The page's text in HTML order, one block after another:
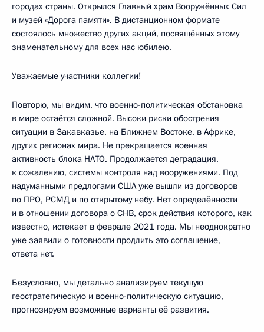
городах страны. Открылся Главный храм Вооружённых Сил
и музей «Дорога памяти». В дистанционном формате
состоялось множество других акций, посвящённых этому
знаменательному для всех нас юбилею.
Уважаемые участники коллегии!
Повторю, мы видим, что военно-политическая обстановка
в мире остаётся сложной. Высоки риски обострения
ситуации в Закавказье, на Ближнем Востоке, в Африке,
других регионах мира. Не прекращается военная
активность блока НАТО. Продолжается деградация,
к сожалению, системы контроля над вооружениями. Под
надуманными предлогами США уже вышли из договоров
по ПРО, РСМД и по открытому небу. Нет определённости
и в отношении договора о СНВ, срок действия которого, как
известно, истекает в феврале 2021 года. Мы неоднократно
уже заявили о готовности продлить это соглашение,
ответа нет.
Безусловно, мы детально анализируем текущую
геостратегическую и военно-политическую ситуацию,
прогнозируем возможные варианты её развития.